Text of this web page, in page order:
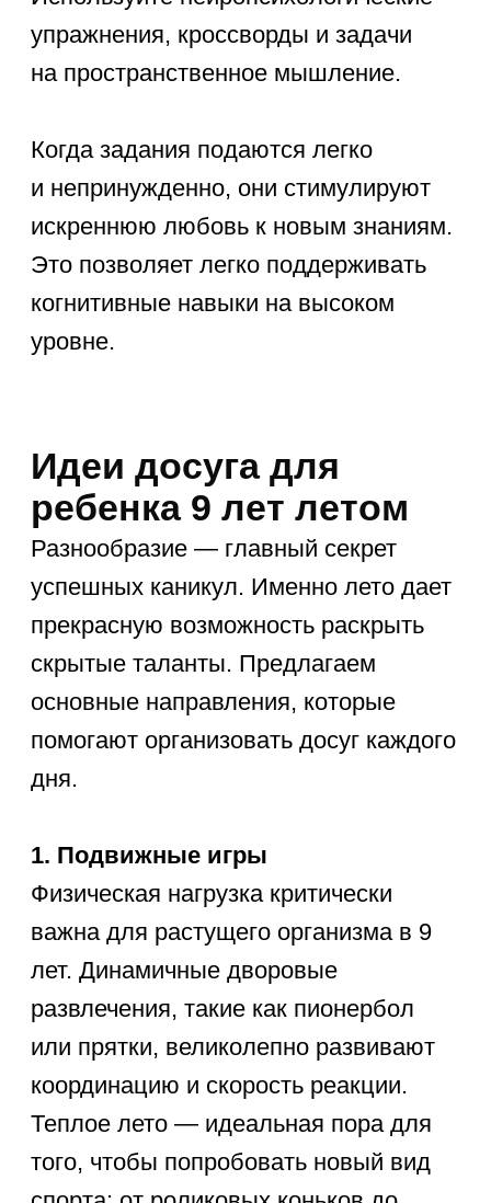
дает бесценный опыт коммуникации
и лидерства.
без спешки попробовать себя в
новых сферах. Шахматы, цифровая
фотография, робототехника —
подходящий выбор всегда остается
за школьником. Именно в 9 лет
закладывается основа для будущих
59 классных
и нестандартных идей
на каждый день
Чтобы каждый день был наполнен
смехом и открытиями, мы составили